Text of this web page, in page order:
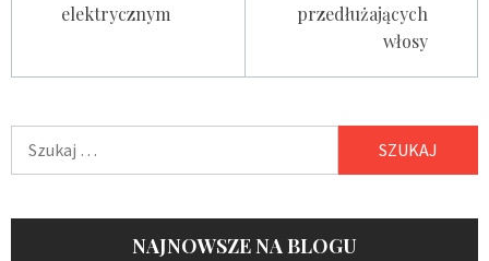
elektrycznym
przedłużających
włosy
NAJNOWSZE NA BLOGU